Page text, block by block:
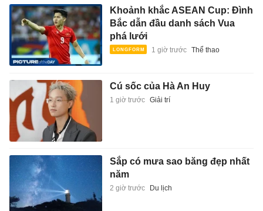
Khoảnh khắc ASEAN Cup: Đình
Bắc dẫn đầu danh sách Vua
phá lưới
1 giờ trước Thể thao
Cú sốc của Hà An Huy
1 giờ trước Giải trí
Sắp có mưa sao băng đẹp nhất
năm
2 giờ trước Du lịch